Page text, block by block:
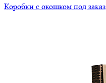
Коробки с окошком под заказ